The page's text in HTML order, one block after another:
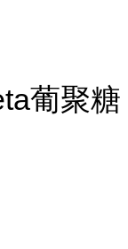
葡聚糖